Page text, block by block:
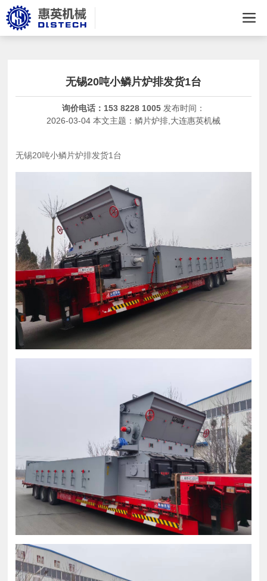
无锡20吨小鳞片炉排发货1台
询价电话： 153 8228 1005发布时间：
2026-03-04 本文主题：鳞片炉排,大连惠英机械
无锡20吨小鳞片炉排发货1台